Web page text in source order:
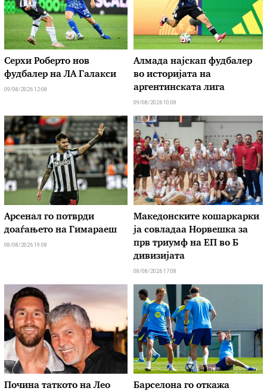
Серхи Роберто нов
фудбалер на ЛА Галакси
09/08/2026 12:08
Алмада најскап фудбалер
во историјата на
аргентинската лига
09/08/2026 10:08
Арсенал го потврди
доаѓањето на Гимараеш
08/08/2026 19:08
Македонските кошаркарки
ја совладаа Норвешка за
прв триумф на ЕП во Б
дивизијата
08/08/2026 17:08
Почина таткото на Лео
Барселона го откажа